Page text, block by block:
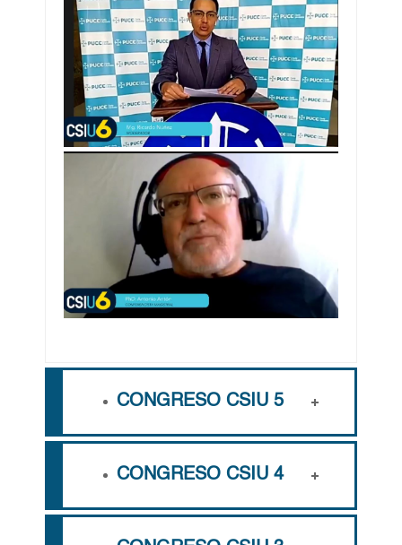
CONGRESO CSIU 5
CONGRESO CSIU 4